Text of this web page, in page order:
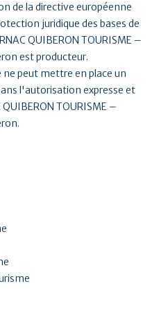
de la directive européenne
juridique des bases de
QUIBERON TOURISME –
est producteur.
peut mettre en place un
l'autorisation expresse et
QUIBERON TOURISME –